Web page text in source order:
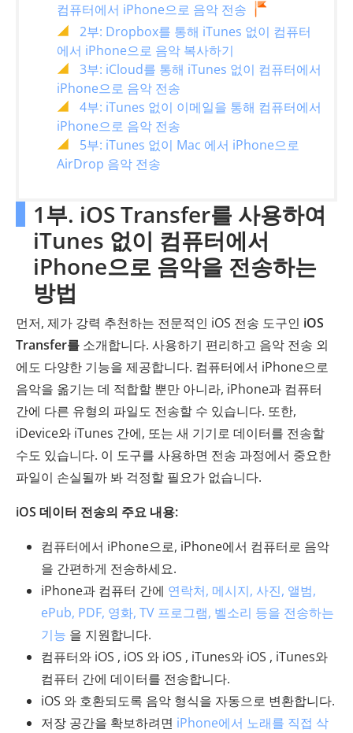
컴퓨터에서 iPhone으로 음악 전송
2부: Dropbox를 통해 iTunes 없이 컴퓨터
에서 iPhone으로 음악 복사하기
3부: iCloud를 통해 iTunes 없이 컴퓨터에서
iPhone으로 음악 전송
4부: iTunes 없이 이메일을 통해 컴퓨터에서
iPhone으로 음악 전송
5부: iTunes 없이 Mac 에서 iPhone으로
AirDrop 음악 전송
1부. iOS Transfer를 사용하여
iTunes 없이 컴퓨터에서
iPhone으로 음악을 전송하는
방법
먼저, 제가 강력 추천하는 전문적인 iOS 전송 도구인 iOS
Transfer를 소개합니다. 사용하기 편리하고 음악 전송 외
에도 다양한 기능을 제공합니다. 컴퓨터에서 iPhone으로
음악을 옮기는 데 적합할 뿐만 아니라, iPhone과 컴퓨터
간에 다른 유형의 파일도 전송할 수 있습니다. 또한,
iDevice와 iTunes 간에, 또는 새 기기로 데이터를 전송할
수도 있습니다. 이 도구를 사용하면 전송 과정에서 중요한
파일이 손실될까 봐 걱정할 필요가 없습니다.
iOS 데이터 전송의 주요 내용:
컴퓨터에서 iPhone으로, iPhone에서 컴퓨터로 음악
을 간편하게 전송하세요.
iPhone과 컴퓨터 간에 연락처, 메시지, 사진, 앨범,
ePub, PDF, 영화, TV 프로그램, 벨소리 등을 전송하는
기능 을 지원합니다.
컴퓨터와 iOS , iOS 와 iOS , iTunes와 iOS , iTunes와
컴퓨터 간에 데이터를 전송합니다.
iOS 와 호환되도록 음악 형식을 자동으로 변환합니다.
저장 공간을 확보하려면 iPhone에서 노래를 직접 삭